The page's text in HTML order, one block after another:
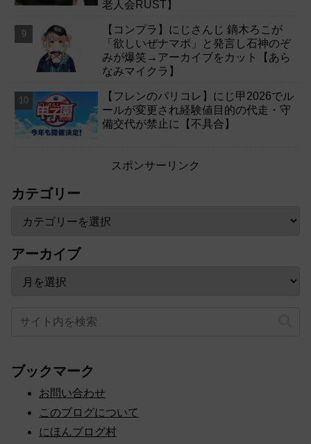
老人会RUST】
【コンプラ】にじさんじ 鏑木ろこが
「欲しいぜナマポ」と発言し石神のぞ
みが爆笑→アーカイブをカット【あら
なみマイクラ】
【フレンのパリコレ】にじ甲2026でル
ールが変更され経験値目的の代走・守
備交代が禁止に【不具合】
スポンサーリンク
カテゴリー
アーカイブ
ブックマーク
お問い合わせ
このブログについて
にほんブログ村